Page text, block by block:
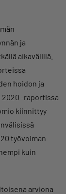
ja
aikavälillä.
hoidon ja
-raportissa
kiinnittyy
työvoiman
kuin
arviona